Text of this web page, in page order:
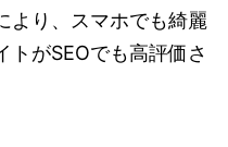
より、スマホでも綺麗
トがSEOでも高評価さ